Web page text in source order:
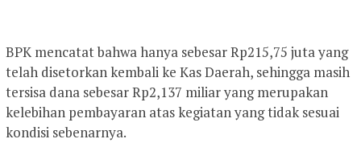
BPK mencatat bahwa hanya sebesar Rp215,75 juta yang
telah disetorkan kembali ke Kas Daerah, sehingga masih
tersisa dana sebesar Rp2,137 miliar yang merupakan
kelebihan pembayaran atas kegiatan yang tidak sesuai
kondisi sebenarnya.